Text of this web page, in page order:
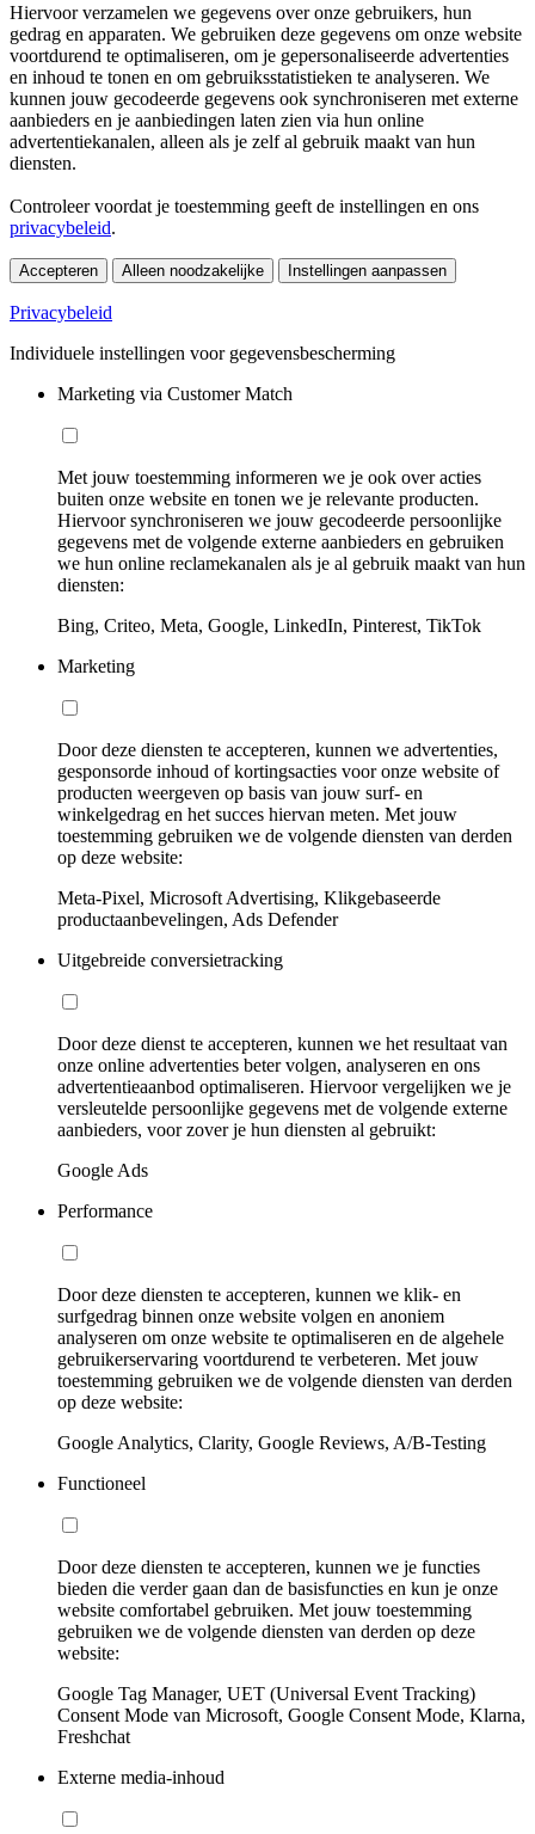
Hiervoor verzamelen we gegevens over onze gebruikers, hun
gedrag en apparaten. We gebruiken deze gegevens om onze website
voortdurend te optimaliseren, om je gepersonaliseerde advertenties
en inhoud te tonen en om gebruiksstatistieken te analyseren. We
kunnen jouw gecodeerde gegevens ook synchroniseren met externe
aanbieders en je aanbiedingen laten zien via hun online
advertentiekanalen, alleen als je zelf al gebruik maakt van hun
diensten.
Controleer voordat je toestemming geeft de instellingen en ons
privacybeleid.
Accepteren Alleen noodzakelijke Instellingen aanpassen
Privacybeleid
Individuele instellingen voor gegevensbescherming
Marketing via Customer Match
Met jouw toestemming informeren we je ook over acties
buiten onze website en tonen we je relevante producten.
Hiervoor synchroniseren we jouw gecodeerde persoonlijke
gegevens met de volgende externe aanbieders en gebruiken
we hun online reclamekanalen als je al gebruik maakt van hun
diensten:
Bing, Criteo, Meta, Google, LinkedIn, Pinterest, TikTok
Marketing
Door deze diensten te accepteren, kunnen we advertenties,
gesponsorde inhoud of kortingsacties voor onze website of
producten weergeven op basis van jouw surf- en
winkelgedrag en het succes hiervan meten. Met jouw
toestemming gebruiken we de volgende diensten van derden
op deze website:
Meta-Pixel, Microsoft Advertising, Klikgebaseerde
productaanbevelingen, Ads Defender
Uitgebreide conversietracking
Door deze dienst te accepteren, kunnen we het resultaat van
onze online advertenties beter volgen, analyseren en ons
advertentieaanbod optimaliseren. Hiervoor vergelijken we je
versleutelde persoonlijke gegevens met de volgende externe
aanbieders, voor zover je hun diensten al gebruikt:
Google Ads
Performance
Door deze diensten te accepteren, kunnen we klik- en
surfgedrag binnen onze website volgen en anoniem
analyseren om onze website te optimaliseren en de algehele
gebruikerservaring voortdurend te verbeteren. Met jouw
toestemming gebruiken we de volgende diensten van derden
op deze website:
Google Analytics, Clarity, Google Reviews, A/B-Testing
Functioneel
Door deze diensten te accepteren, kunnen we je functies
bieden die verder gaan dan de basisfuncties en kun je onze
website comfortabel gebruiken. Met jouw toestemming
gebruiken we de volgende diensten van derden op deze
website:
Google Tag Manager, UET (Universal Event Tracking)
Consent Mode van Microsoft, Google Consent Mode, Klarna,
Freshchat
Externe media-inhoud